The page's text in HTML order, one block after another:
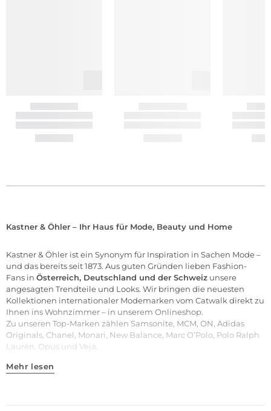
Kastner & Öhler – Ihr Haus für Mode, Beauty und Home
Kastner & Öhler ist ein Synonym für Inspiration in Sachen Mode –
und das bereits seit 1873. Aus guten Gründen lieben Fashion-
Fans in Österreich, Deutschland und der Schweiz unsere
angesagten Trendteile und Looks. Wir bringen die neuesten
Kollektionen internationaler Modemarken vom Catwalk direkt zu
Ihnen ins Wohnzimmer – in unserem Onlineshop.
Zu unseren Top-Marken zählen Samsonite, MCM, ON, Adidas
Originals, Chanel, Monari, New Balance, Marc O’Polo, Polo Ralph
Lauren, Opus und Veja.
Mehr lesen